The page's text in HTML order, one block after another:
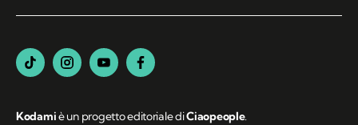
Kodamiè un progetto editoriale diCiaopeople.